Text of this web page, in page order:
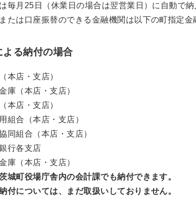
毎月25日（休業日の場合は翌営業日）に自動で納
たは口座振替のできる金融機関は以下の町指定金
よる納付の場合
本店・支店）
庫（本店・支店）
本店・支店）
組合（本店・支店）
同組合（本店・支店）
行各支店
庫（本店・支店）
城町役場庁舎内の会計課でも納付できます。
付については、まだ取扱いしておりません。